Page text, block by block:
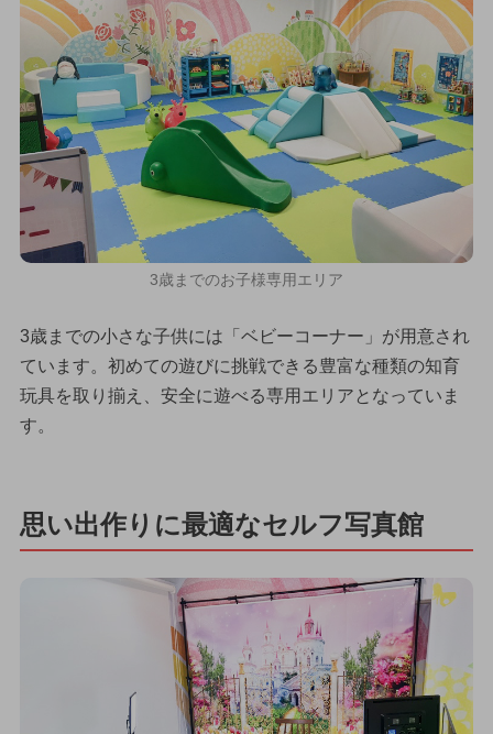
3歳までのお子様専用エリア
3歳までの小さな子供には「ベビーコーナー」が用意され
ています。初めての遊びに挑戦できる豊富な種類の知育
玩具を取り揃え、安全に遊べる専用エリアとなっていま
す。
思い出作りに最適なセルフ写真館